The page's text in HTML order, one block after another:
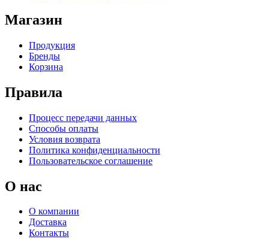
Магазин
Продукция
Бренды
Корзина
Правила
Процесс передачи данных
Способы оплаты
Условия возврата
Политика конфиденциальности
Пользовательское соглашение
О нас
О компании
Доставка
Контакты